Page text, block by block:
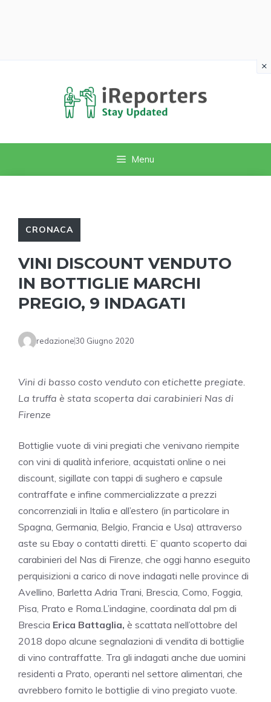
Menu
CRONACA
VINI DISCOUNT VENDUTO
IN BOTTIGLIE MARCHI
PREGIO, 9 INDAGATI
redazione30 Giugno 2020
Vini di basso costo venduto con etichette pregiate.
La truffa è stata scoperta dai carabinieri Nas di
Firenze
Bottiglie vuote di vini pregiati che venivano riempite
con vini di qualità inferiore, acquistati online o nei
discount, sigillate con tappi di sughero e capsule
contraffate e infine commercializzate a prezzi
concorrenziali in Italia e all’estero (in particolare in
Spagna, Germania, Belgio, Francia e Usa) attraverso
aste su Ebay o contatti diretti. E’ quanto scoperto dai
carabinieri del Nas di Firenze, che oggi hanno eseguito
perquisizioni a carico di nove indagati nelle province di
Avellino, Barletta Adria Trani, Brescia, Como, Foggia,
Pisa, Prato e Roma.L’indagine, coordinata dal pm di
Brescia Erica Battaglia, è scattata nell’ottobre del
2018 dopo alcune segnalazioni di vendita di bottiglie
di vino contraffatte. Tra gli indagati anche due uomini
residenti a Prato, operanti nel settore alimentari, che
avrebbero fornito le bottiglie di vino pregiato vuote.
×